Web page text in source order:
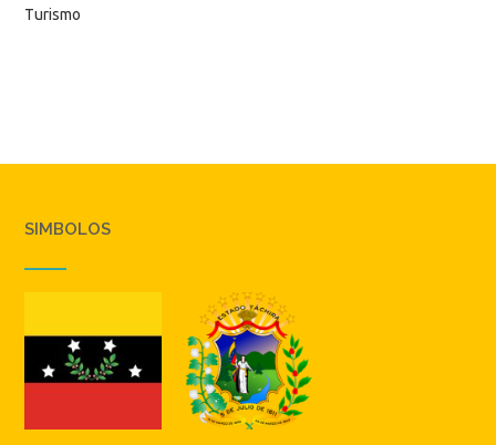
Turismo
SIMBOLOS